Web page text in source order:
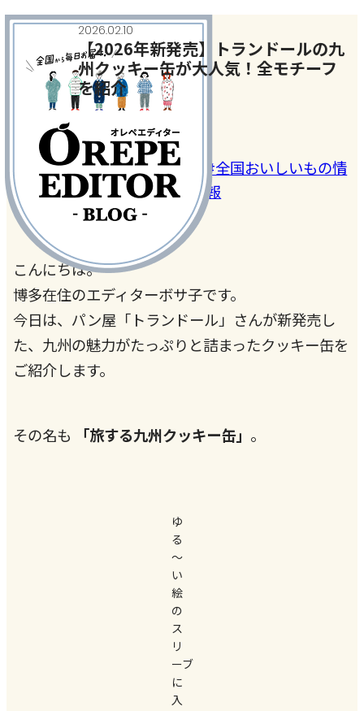
2026.02.10
【2026年新発売】トランドールの九
州クッキー缶が大人気！全モチーフ
を紹介
ご当地＆おでかけネタ
#お土産・お取り寄
せ
#クッキ
ー
#全国おいしいもの情
報
こんにちは。
博多在住のエディターボサ子です。
今日は、パン屋「トランドール」さんが新発売し
た、九州の魅力がたっぷりと詰まったクッキー缶を
ご紹介します。
その名も 「旅する九州クッキー缶」 。
ゆ
る
～
い
絵
の
ス
リ
ーブ
に
入